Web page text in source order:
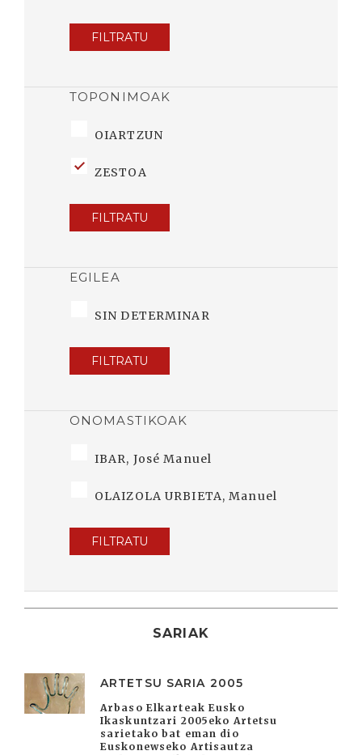
FILTRATU
TOPONIMOAK
OIARTZUN
ZESTOA
FILTRATU
EGILEA
SIN DETERMINAR
FILTRATU
ONOMASTIKOAK
IBAR, José Manuel
OLAIZOLA URBIETA, Manuel
FILTRATU
SARIAK
ARTETSU SARIA 2005
Arbaso Elkarteak Eusko
Ikaskuntzari 2005eko Artetsu
sarietako bat eman dio
Euskonewseko Artisautza